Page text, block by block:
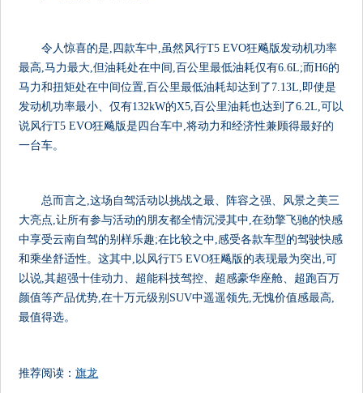
令人惊喜的是,四款车中,虽然风行T5 EVO狂飚版发动机功率
最高,马力最大,但油耗处在中间,百公里最低油耗仅有6.6L;而H6的
马力和扭矩处在中间位置,百公里最低油耗却达到了7.13L,即使是
发动机功率最小、仅有132kW的X5,百公里油耗也达到了6.2L,可以
说风行T5 EVO狂飚版是四台车中,将动力和经济性兼顾得最好的
一台车。
总而言之,这场自驾活动以挑战之最、阵容之强、风景之美三
大亮点,让所有参与活动的朋友都全情沉浸其中,在劲擎飞驰的快感
中享受云南自驾的别样乐趣;在比较之中,感受各款车型的驾驶快感
和乘坐舒适性。这其中,以风行T5 EVO狂飚版的表现最为突出,可
以说,其超强十佳动力、超能科技驾控、超感豪华座舱、超跑百万
颜值等产品优势,在十万元级别SUV中遥遥领先,无愧价值感最高,
最值得选。
推荐阅读：旗龙